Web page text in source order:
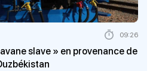
slave » en provenance de
09:26